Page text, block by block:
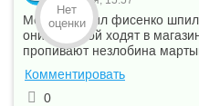
Нет
оценки
Меня залечил фисенко
они украдкой ходят в
пропивают незлобина
Комментировать
0